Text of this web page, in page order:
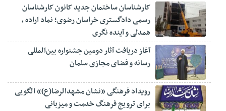
کارشناسان ساختمان جدید کانون کارشناسان
رسمی دادگستری خراسان رضوی؛ نماد اراده ،
همدلی و آینده نگری
آغاز دریافت آثار دومین جشنواره بین‌المللی
رسانه و فضای مجازی سلمان
رویداد فرهنگی «نشان مشهدالرضا(ع)» الگویی
برای ترویج فرهنگ خدمت و میزبانی